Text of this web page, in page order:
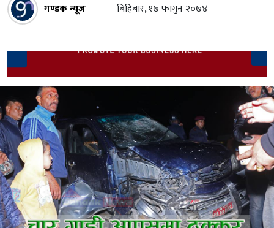
गण्डक न्यूज बिहिबार, १७ फागुन २०७४